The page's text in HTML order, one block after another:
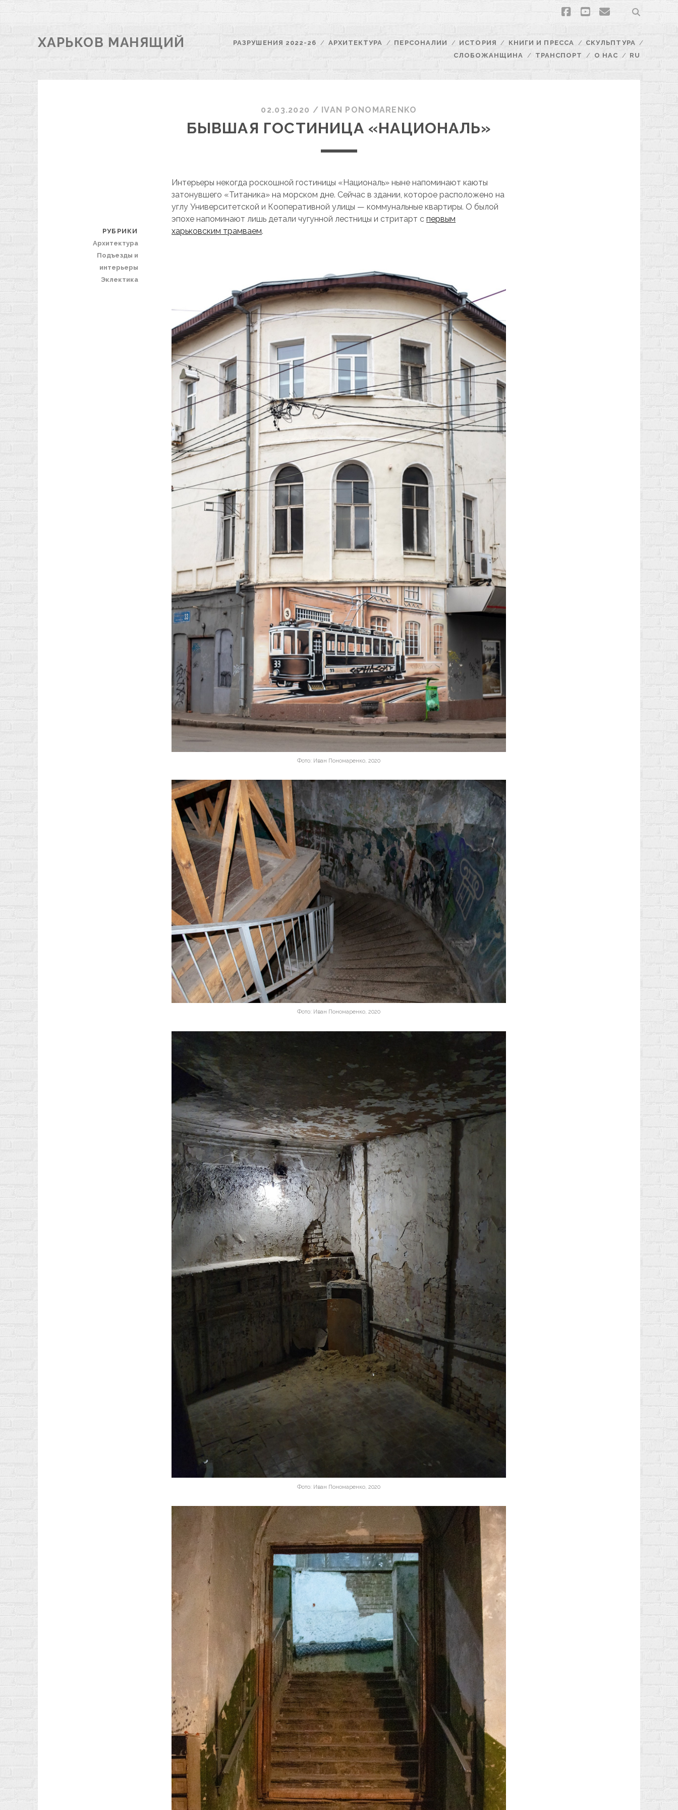
facebook
youtubeemail
ХАРЬКОВ МАНЯЩИЙ РАЗРУШЕНИЯ 2022-26 АРХИТЕКТУРА ПЕРСОНАЛИИ ИСТОРИЯ КНИГИ И ПРЕССА
СКУЛЬПТУРА
СЛОБОЖАНЩИНА
ТРАНСПОРТ О НАС RU
02.03.2020 / ІVAN PONOMARENKO
БЫВШАЯ ГОСТИНИЦА «НАЦИОНАЛЬ»
Интерьеры некогда роскошной гостиницы «Националь» ныне напоминают каюты
затонувшего «Титаника» на морском дне. Сейчас в здании, которое расположено на
углу Университетской и Кооперативной улицы — коммунальные квартиры. О былой
эпохе напоминают лишь детали чугунной лестницы и стритарт спервым
харьковским трамваем.
Фото: Иван Пономаренко, 2020
Фото: Иван Пономаренко, 2020
Фото: Иван Пономаренко, 2020
РУБРИКИ
Архитектура
Подъезды и
интерьеры
Эклектика